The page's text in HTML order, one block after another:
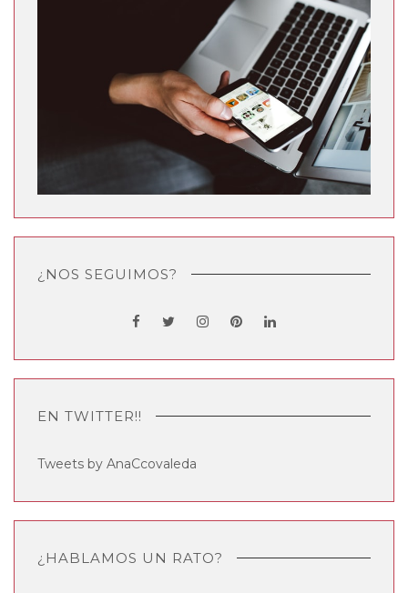
¿NOS SEGUIMOS?
EN TWITTER!!
Tweets by AnaCcovaleda
¿HABLAMOS UN RATO?